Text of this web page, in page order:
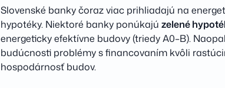
Slovenské banky čoraz viac prihliadajú na
hypotéky. Niektoré banky ponúkajú zelené
energeticky efektívne budovy (triedy A0–B).
budúcnosti problémy s financovaním kvôli
hospodárnosť budov.